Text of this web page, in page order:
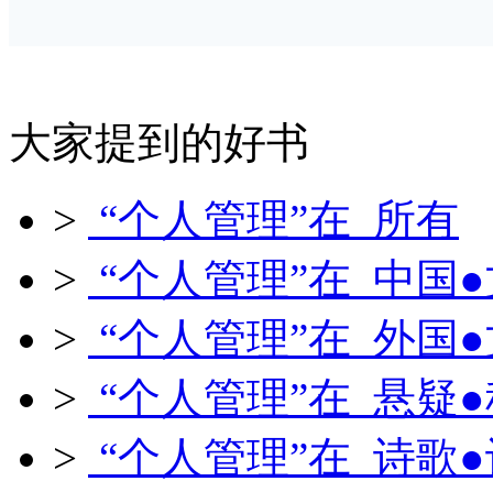
大家提到的好书
> “个人管理”在 所有
> “个人管理”在 中国
> “个人管理”在 外国
> “个人管理”在 悬疑
> “个人管理”在 诗歌